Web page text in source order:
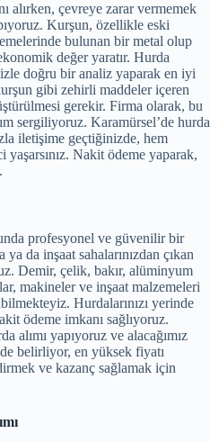
alırken, çevreye zarar vermemek
Kurşun, özellikle eski
bulunan bir metal olup
değer yaratır. Hurda
doğru bir analiz yaparak en iyi
gibi zehirli maddeler içeren
gerekir. Firma olarak, bu
sergiliyoruz. Karamürsel’de hurda
iletişime geçtiğinizde, hem
yaşarsınız. Nakit ödeme yaparak,
profesyonel ve güvenilir bir
da inşaat sahalarınızdan çıkan
Demir, çelik, bakır, alüminyum
makineler ve inşaat malzemeleri
Hurdalarınızı yerinde
ödeme imkanı sağlıyoruz.
alımı yapıyoruz ve alacağımız
belirliyor, en yüksek fiyatı
ve kazanç sağlamak için